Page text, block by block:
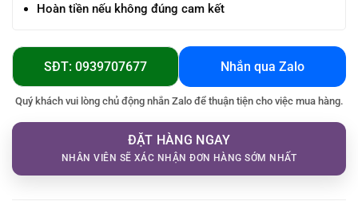
Hoàn tiền nếu không đúng cam kết
SĐT: 0939707677 Nhắn qua Zalo
Quý khách vui lòng chủ động nhắn Zalo để thuận tiện cho việc mua hàng.
ĐẶT HÀNG NGAY
NHÂN VIÊN SẼ XÁC NHẬN ĐƠN HÀNG SỚM NHẤT